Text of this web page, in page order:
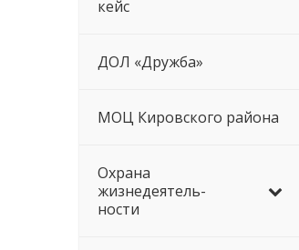
кейс
ДОЛ «Дружба»
МОЦ Кировского района
Охрана
жизнедеятель-
ности